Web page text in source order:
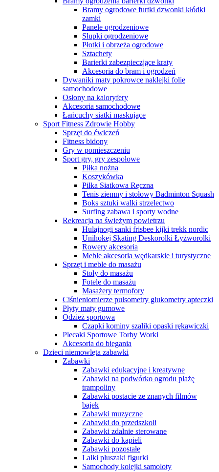
Bramy ogrodowe furtki dzwonki kłódki
zamki
Panele ogrodzeniowe
Słupki ogrodzeniowe
Płotki i obrzeża ogrodowe
Sztachety
Barierki zabezpieczjące kraty
Akcesoria do bram i ogrodzeń
Dywaniki maty pokrowce naklejki folie
samochodowe
Osłony na kaloryfery
Akcesoria samochodowe
Łańcuchy siatki maskujące
Sport Fitness Zdrowie Hobby
Sprzęt do ćwiczeń
Fitness bidony
Gry w pomieszczeniu
Sport gry, gry zespołowe
Piłka nożna
Koszykówka
Piłka Siatkowa Ręczna
Tenis ziemny i stołowy Badminton Squash
Boks sztuki walki strzelectwo
Surfing zabawa i sporty wodne
Rekreacja na świeżym powietrzu
Hulajnogi sanki frisbee kijki trekk nordic
Unihokej Skating Deskorolki Łyżworolki
Rowery akcesoria
Meble akcesoria wędkarskie i turystyczne
Sprzęt i meble do masażu
Stoły do masażu
Fotele do masażu
Masażery termofory
Ciśnieniomierze pulsometry glukometry apteczki
Płyty maty gumowe
Odzież sportowa
Czapki kominy szaliki opaski rękawiczki
Plecaki Sportowe Torby Worki
Akcesoria do biegania
Dzieci niemowlęta zabawki
Zabawki
Zabawki edukacyjne i kreatywne
Zabawki na podwórko ogrodu plażę
trampoliny
Zabawki postacie ze znanych filmów
bajek
Zabawki muzyczne
Zabawki do przedszkoli
Zabawki zdalnie sterowane
Zabawki do kąpieli
Zabawki pozostałe
Lalki pluszaki figurki
Samochody kolejki samoloty